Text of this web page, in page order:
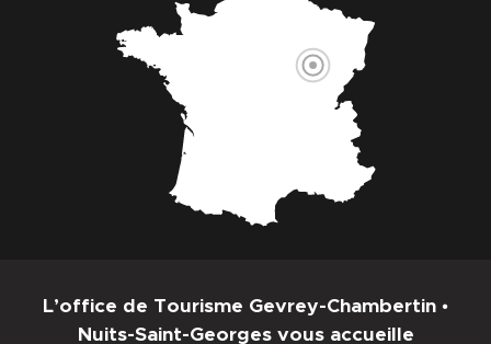
L’office de Tourisme Gevrey-Chambertin •
Nuits-Saint-Georges vous accueille